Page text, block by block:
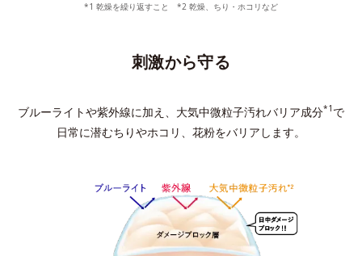
*1 乾燥を繰り返すこと *2 乾燥、ちり・ホコリなど
刺激から守る
ブルーライトや紫外線に加え、大気中微粒子汚れバリア成分*1 で
日常に潜むちりやホコリ、花粉をバリアします。